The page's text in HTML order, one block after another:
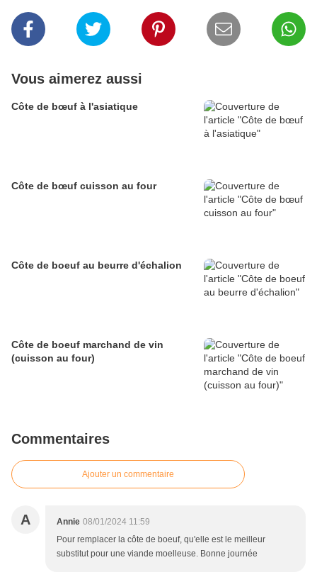
Vous aimerez aussi
Côte de bœuf à l'asiatique
Côte de bœuf cuisson au four
Côte de boeuf au beurre d'échalion
Côte de boeuf marchand de vin
(cuisson au four)
Commentaires
Ajouter un commentaire
A Annie 08/01/2024 11:59
Pour remplacer la côte de boeuf, qu'elle est le meilleur
substitut pour une viande moelleuse. Bonne journée